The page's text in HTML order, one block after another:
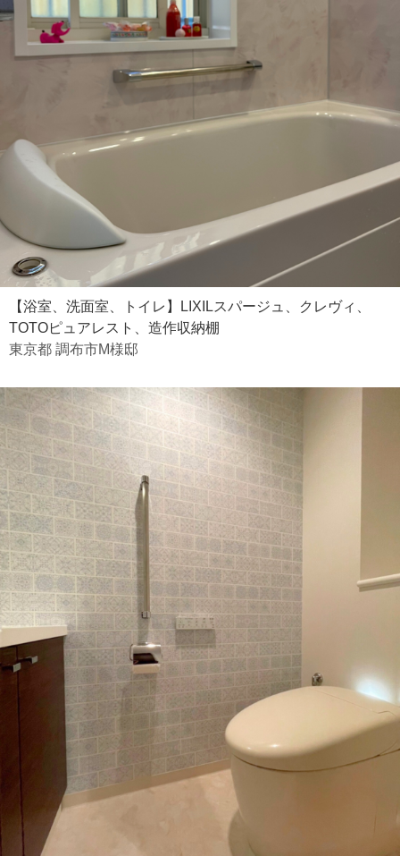
【浴室、洗面室、トイレ】LIXILスパージュ、クレヴィ、
TOTOピュアレスト、造作収納棚
東京都 調布市M様邸